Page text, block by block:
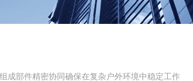
成部件精密协同确保在复杂户外环境中稳定工作